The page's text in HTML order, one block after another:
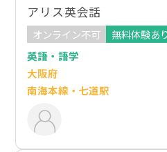
アリス英会話
オンライン不可
無料体験あ
英語・語学
大阪府
南海本線・七道駅